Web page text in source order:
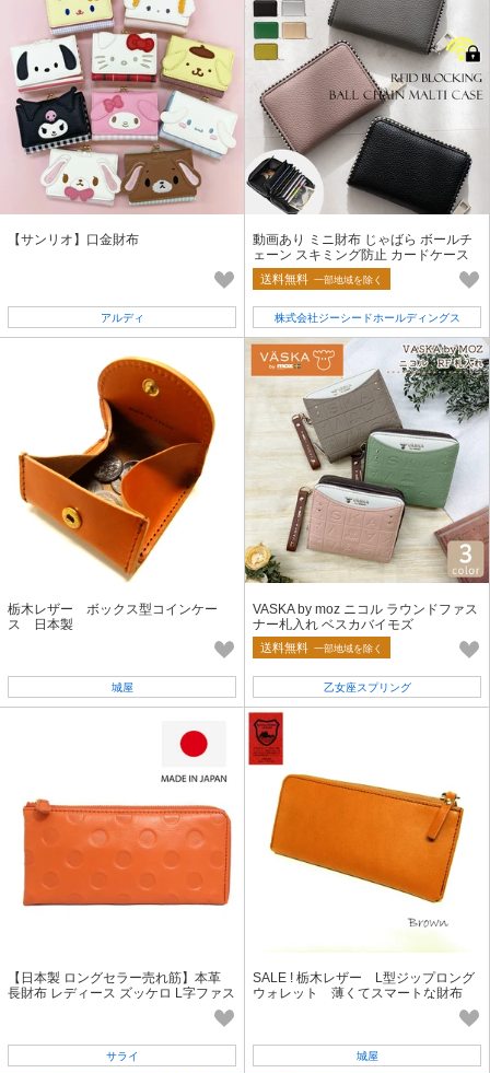
【サンリオ】口金財布
アルディ
動画あり ミニ財布 じゃばら ボールチ
ェーン スキミング防止 カードケース
【inw-90001p】
送料無料 一部地域を除く
株式会社ジーシードホールディングス
栃木レザー ボックス型コインケー
ス 日本製
城屋
VASKA by moz ニコル ラウンドファス
ナー札入れ ベスカバイモズ
送料無料 一部地域を除く
乙女座スプリング
【日本製 ロングセラー売れ筋】本革
長財布 レディース ズッケロ L字ファス
サライ
SALE ! 栃木レザー L型ジップロング
ウォレット 薄くてスマートな財布
城屋